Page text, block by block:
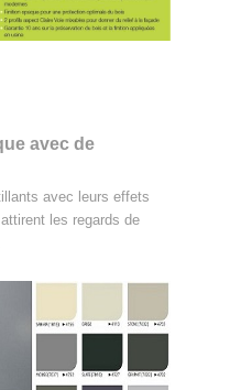
avec de
avec leurs effets
les regards de